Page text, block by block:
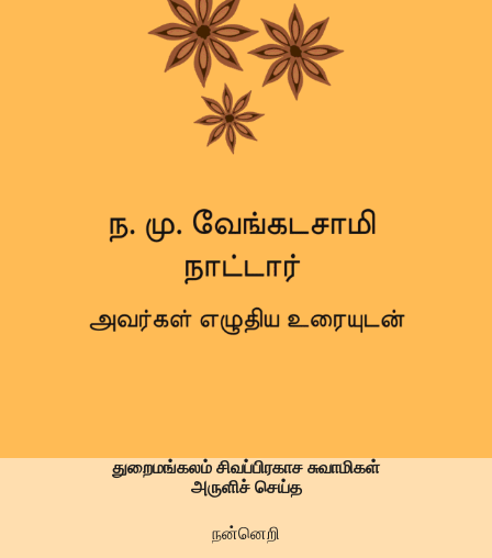
துறைமங்கலம் சிவப்பிரகாச சுவாமிகள்
அருளிச் செய்த
நன்னெறி